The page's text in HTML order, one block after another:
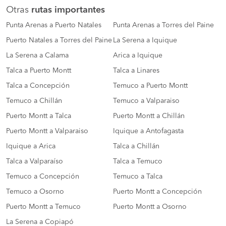
Otras rutas importantes
Punta Arenas a Puerto Natales Punta Arenas a Torres del Paine
Puerto Natales a Torres del Paine La Serena a Iquique
La Serena a Calama Arica a Iquique
Talca a Puerto Montt Talca a Linares
Talca a Concepción Temuco a Puerto Montt
Temuco a Chillán Temuco a Valparaiso
Puerto Montt a Talca Puerto Montt a Chillán
Puerto Montt a Valparaiso Iquique a Antofagasta
Iquique a Arica Talca a Chillán
Talca a Valparaíso Talca a Temuco
Temuco a Concepción Temuco a Talca
Temuco a Osorno Puerto Montt a Concepción
Puerto Montt a Temuco Puerto Montt a Osorno
La Serena a Copiapó